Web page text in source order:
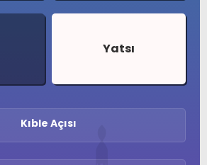
Yatsı
Kıble Açısı